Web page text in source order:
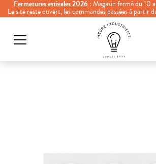
Fermetures estivales 2026 : Magasin fermé du 10
Le site reste ouvert, les commandes passées à partir